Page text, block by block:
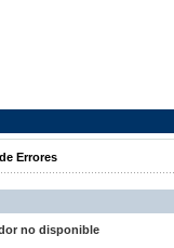
Errores
no disponible